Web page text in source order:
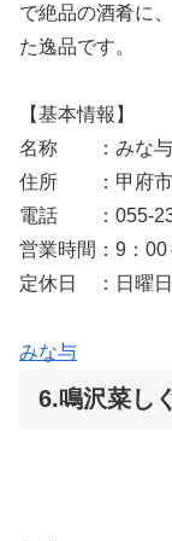
で絶品の酒肴に
た逸品です。
【基本情報】
名称 ：みな与
住所 ：甲府市
電話 ：055-
営業時間：9：
定休日 ：日曜日
みな与
6.鳴沢菜し